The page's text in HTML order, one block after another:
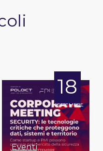
18
SETTEMBRE
Eventi